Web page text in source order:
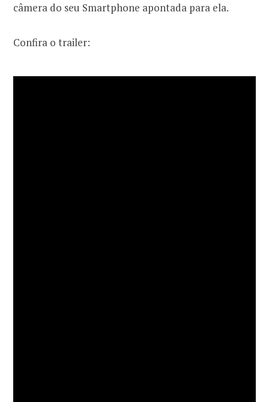
câmera do seu Smartphone apontada para ela.
Confira o trailer: